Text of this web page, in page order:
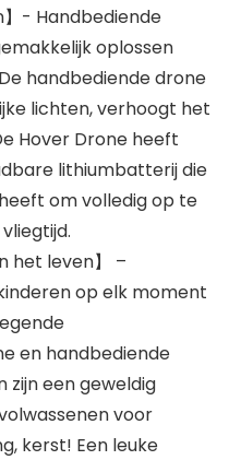
】- Handbediende
oplossen
handbediende drone
lichten, verhoogt het
Hover Drone heeft
lithiumbatterij die
om volledig op te
het leven】 –
op elk moment
en handbediende
zijn een geweldig
voor
kerst! Een leuke